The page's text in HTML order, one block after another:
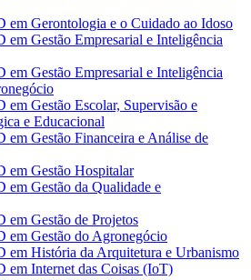
em Gerontologia e o Cuidado ao Idoso
em Gestão Empresarial e Inteligência
em Gestão Empresarial e Inteligência
em Gestão Escolar, Supervisão e
e Educacional
em Gestão Financeira e Análise de
em Gestão Hospitalar
em Gestão da Qualidade e
em Gestão de Projetos
em Gestão do Agronegócio
em História da Arquitetura e Urbanismo
em Internet das Coisas (IoT)